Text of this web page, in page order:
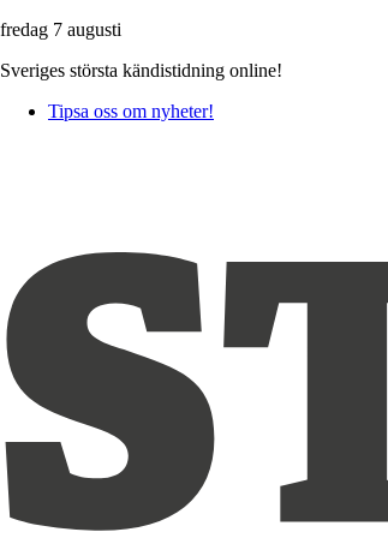
fredag 7 augusti
Sveriges största kändistidning online!
Tipsa oss om nyheter!